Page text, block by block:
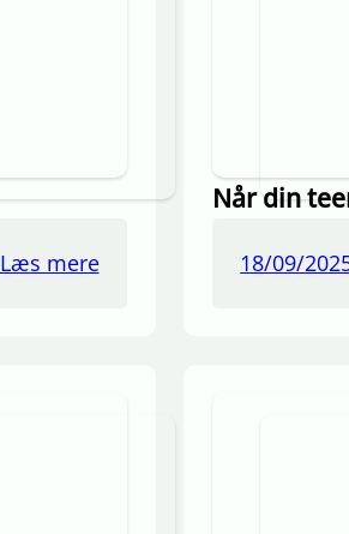
Læs mere
Når din
18/09/